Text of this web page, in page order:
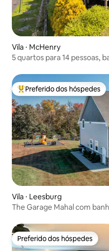
Vila ⋅ McHenry
5 quartos para 14 pessoas,
Entre os melhores
Preferido dos hóspedes
Vila ⋅ Leesburg
The Garage Mahal com
Preferido dos hóspedes
Preferido dos hóspedes